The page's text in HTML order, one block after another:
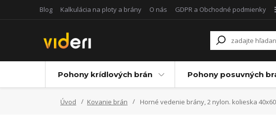
Blog Kalkulácia na ploty a brány O nás GDPR a Obchodné podmienky
Pohony krídlových brán Pohony posuvných
Úvod Kovanie brán Horné vedenie brány, 2 nylon. kolieska